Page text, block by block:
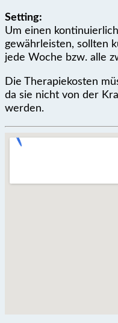
Setting:
Um einen
gewährleisten, sollten
jede Woche bzw. alle
Die Therapiekosten
da sie nicht von der
werden.